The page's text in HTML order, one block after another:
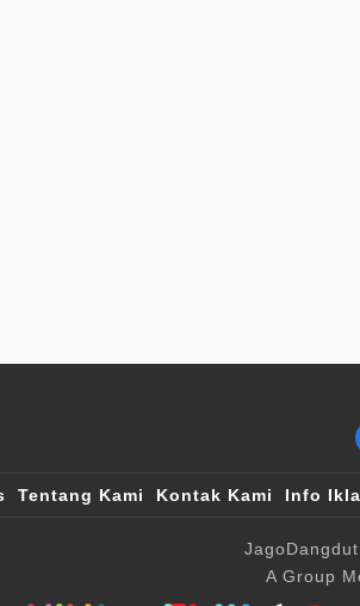
Tentang Kami Kontak Kami Info
A Group